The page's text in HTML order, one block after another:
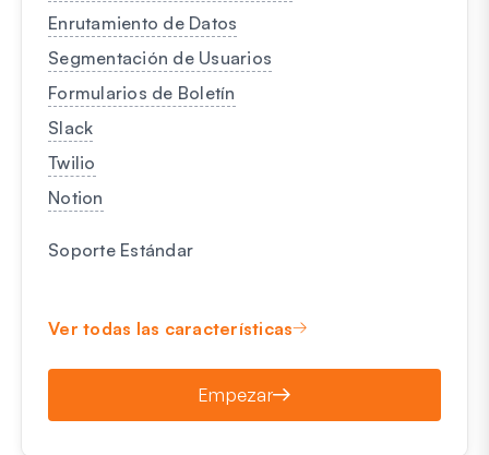
Enrutamiento de Datos
Segmentación de Usuarios
Formularios de Boletín
Slack
Twilio
Notion
Soporte Estándar
Ver todas las características
Empezar